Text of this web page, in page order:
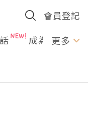
會員登記
成為U更多